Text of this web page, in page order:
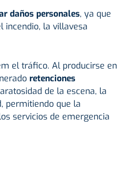
daños personales, ya que
incendio, la villavesa
el tráfico. Al producirse en
retenciones
de la escena, la
permitiendo que la
servicios de emergencia